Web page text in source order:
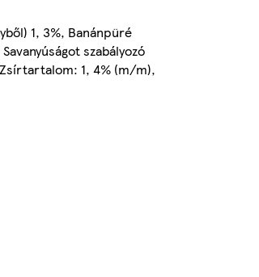
1, 3%, Banánpüré
szabályozó
1, 4% (m/m),